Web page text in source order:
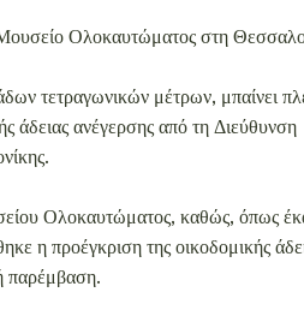
Μουσείο Ολοκαυτώματος στη
τετραγωνικών μέτρων, μπαίνει
άδειας ανέγερσης από τη Διεύθυνση
Ολοκαυτώματος, καθώς, όπως
η προέγκριση της οικοδομικής
παρέμβαση.